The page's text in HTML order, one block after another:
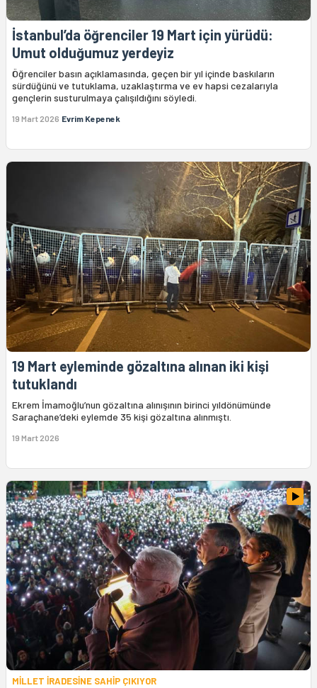
İstanbul’da öğrenciler 19 Mart için yürüdü:
Umut olduğumuz yerdeyiz
Öğrenciler basın açıklamasında, geçen bir yıl içinde baskıların
sürdüğünü ve tutuklama, uzaklaştırma ve ev hapsi cezalarıyla
gençlerin susturulmaya çalışıldığını söyledi.
19 Mart 2026 Evrim Kepenek
19 Mart eyleminde gözaltına alınan iki kişi
tutuklandı
Ekrem İmamoğlu’nun gözaltına alınışının birinci yıldönümünde
Saraçhane’deki eylemde 35 kişi gözaltına alınmıştı.
19 Mart 2026
MİLLET İRADESİNE SAHİP ÇIKIYOR